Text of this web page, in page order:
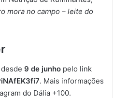
mora no campo – leite do
9 de junho pelo link
. Mais informações
do Dália +100.